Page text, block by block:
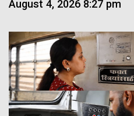
August 4, 2026 8:27 pm